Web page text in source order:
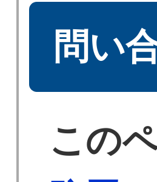
問い
この